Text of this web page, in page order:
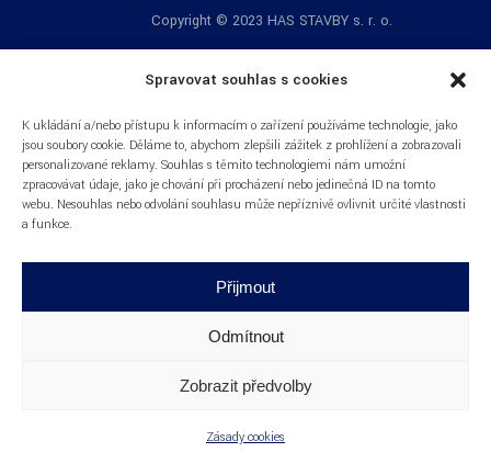
Spravovat souhlas s cookies
K ukládání a/nebo přístupu k informacím o zařízení používáme technologie, jako
jsou soubory cookie. Děláme to, abychom zlepšili zážitek z prohlížení a zobrazovali
personalizované reklamy. Souhlas s těmito technologiemi nám umožní
zpracovávat údaje, jako je chování při procházení nebo jedinečná ID na tomto
webu. Nesouhlas nebo odvolání souhlasu může nepříznivě ovlivnit určité vlastnosti
a funkce.
Přijmout
Odmítnout
Zobrazit předvolby
Zásady cookies
Copyright © 2023 HAS STAVBY s. r. o.